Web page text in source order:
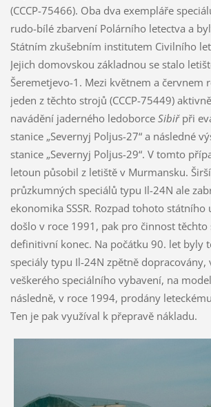
(CCCP-75466). Oba dva exempláře
rudo-bílé zbarvení Polárního letectva a
Státním zkušebním institutem Civilního
Jejich domovskou základnou se stalo
Šeremetjevo-1. Mezi květnem a červnem
jeden z těchto strojů (CCCP-75449)
navádění jaderného ledoborce Sibiřpři
stanice „Severnyj Poljus-27“ a následné
stanice „Severnyj Poljus-29“. V tomto
letoun působil z letiště v Murmansku.
průzkumných speciálů typu Il-24N ale
ekonomika SSSR. Rozpad tohoto
došlo v roce 1991, pak pro činnost
definitivní konec. Na počátku 90. let byly
speciály typu Il-24N zpětně
veškerého speciálního vybavení, na
následně, v roce 1994, prodány
Ten je pak využíval k přepravě nákladu.